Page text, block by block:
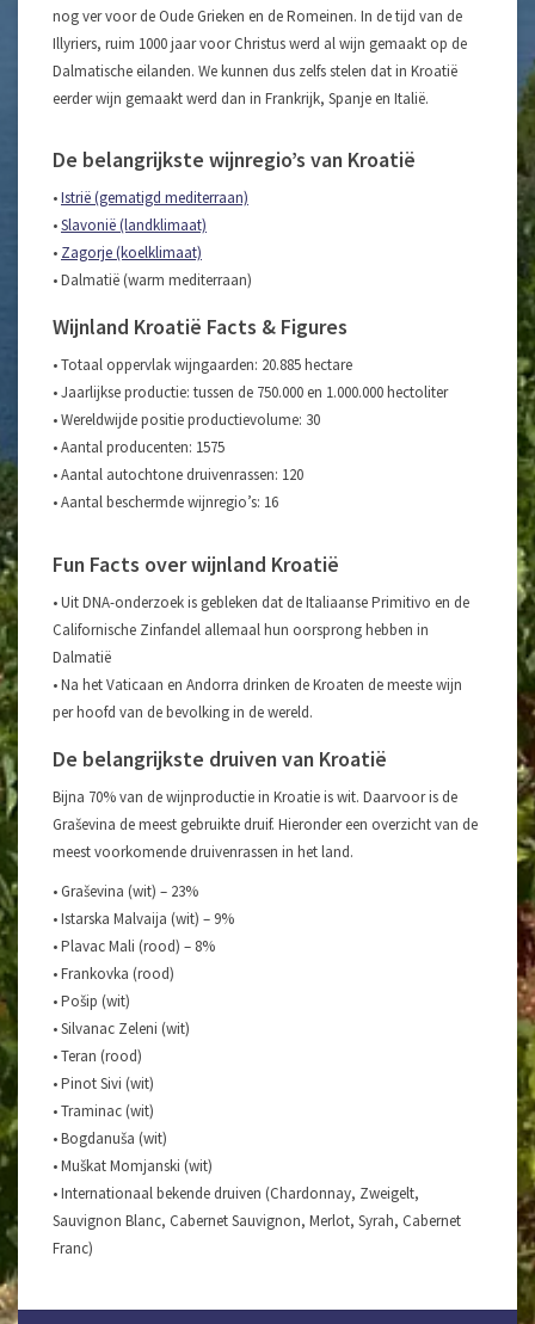
nog ver voor de Oude Grieken en de Romeinen. In de tijd van de
Illyriers, ruim 1000 jaar voor Christus werd al wijn gemaakt op de
Dalmatische eilanden. We kunnen dus zelfs stelen dat in Kroatië
eerder wijn gemaakt werd dan in Frankrijk, Spanje en Italië.
De belangrijkste wijnregio’s van Kroatië
•Istrië (gematigd mediterraan)
•Slavonië (landklimaat)
• Zagorje (koelklimaat)
• Dalmatië (warm mediterraan)
Wijnland Kroatië Facts & Figures
• Totaal oppervlak wijngaarden: 20.885 hectare
• Jaarlijkse productie: tussen de 750.000 en 1.000.000 hectoliter
• Wereldwijde positie productievolume: 30
• Aantal producenten: 1575
• Aantal autochtone druivenrassen: 120
• Aantal beschermde wijnregio’s: 16
Fun Facts over wijnland Kroatië
• Uit DNA-onderzoek is gebleken dat de Italiaanse Primitivo en de
Californische Zinfandel allemaal hun oorsprong hebben in
Dalmatië
• Na het Vaticaan en Andorra drinken de Kroaten de meeste wijn
per hoofd van de bevolking in de wereld.
De belangrijkste druiven van Kroatië
Bijna 70% van de wijnproductie in Kroatie is wit. Daarvoor is de
Graševina de meest gebruikte druif. Hieronder een overzicht van de
meest voorkomende druivenrassen in het land.
• Graševina (wit) – 23%
• Istarska Malvaija (wit) – 9%
• Plavac Mali (rood) – 8%
• Frankovka (rood)
• Pošip (wit)
• Silvanac Zeleni (wit)
• Teran (rood)
• Pinot Sivi (wit)
• Traminac (wit)
• Bogdanuša (wit)
• Muškat Momjanski (wit)
• Internationaal bekende druiven (Chardonnay, Zweigelt,
Sauvignon Blanc, Cabernet Sauvignon, Merlot, Syrah, Cabernet
Franc)